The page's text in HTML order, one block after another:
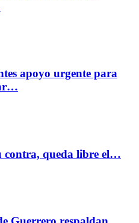
apoyo urgente para
contra, queda libre el…